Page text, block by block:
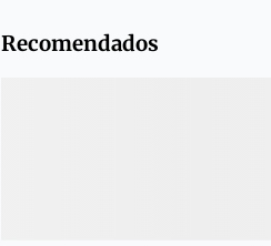
Recomendados